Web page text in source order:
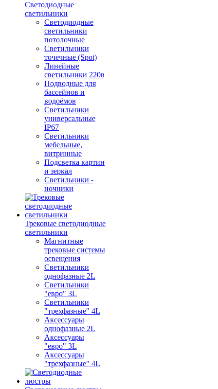
Светодиодные
светильники
Светодиодные
светильники
потолочные
Светильники
точечные (Spot)
Линейные
светильники 220в
Подводные для
бассейнов и
водоёмов
Светильники
универсальные
IP67
Светильники
мебельные,
витринные
Подсветка картин
и зеркал
Светильники -
ночники
Трековые светодиодные
светильники
Магнитные
трековые системы
освещения
Светильники
однофазные 2L
Светильники
"евро" 3L
Светильники
"трехфазные" 4L
Аксессуары
однофазные 2L
Аксессуары
"евро" 3L
Аксессуары
"трехфазные" 4L